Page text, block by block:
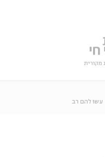
עשוּ להם רב